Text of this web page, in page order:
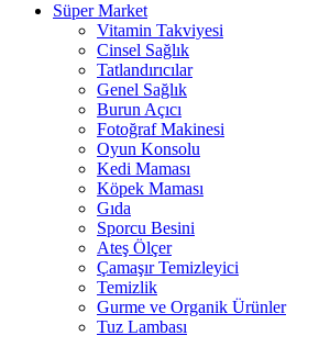
Süper Market
Vitamin Takviyesi
Cinsel Sağlık
Tatlandırıcılar
Genel Sağlık
Burun Açıcı
Fotoğraf Makinesi
Oyun Konsolu
Kedi Maması
Köpek Maması
Gıda
Sporcu Besini
Ateş Ölçer
Çamaşır Temizleyici
Temizlik
Gurme ve Organik Ürünler
Tuz Lambası